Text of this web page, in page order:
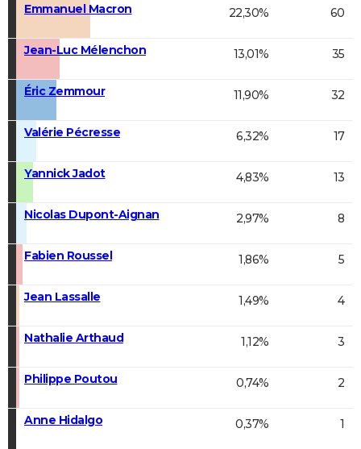
Emmanuel Macron 22,30% 60
Jean-Luc Mélenchon 13,01% 35
Éric Zemmour 11,90% 32
Valérie Pécresse 6,32% 17
Yannick Jadot 4,83% 13
Nicolas Dupont-Aignan 2,97% 8
Fabien Roussel 1,86% 5
Jean Lassalle 1,49% 4
Nathalie Arthaud 1,12% 3
Philippe Poutou 0,74% 2
Anne Hidalgo 0,37% 1